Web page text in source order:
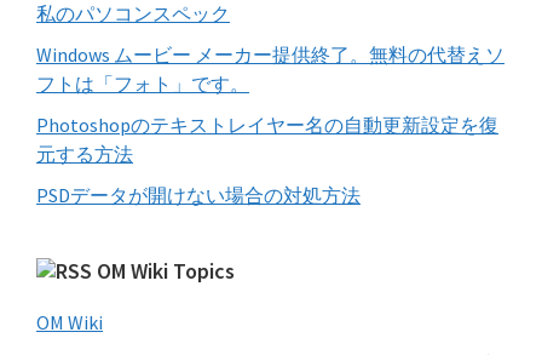
私のパソコンスペック
Windows ムービー メーカー提供終了。無料の代替えソ
フトは「フォト」です。
Photoshopのテキストレイヤー名の自動更新設定を復
元する方法
PSDデータが開けない場合の対処方法
OM Wiki Topics
OM Wiki